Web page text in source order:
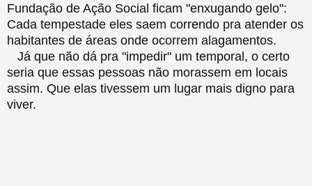
Fundação de Ação Social ficam "enxugando gelo":
Cada tempestade eles saem correndo pra atender os
habitantes de áreas onde ocorrem alagamentos.
Já que não dá pra "impedir" um temporal, o certo
seria que essas pessoas não morassem em locais
assim. Que elas tivessem um lugar mais digno para
viver.